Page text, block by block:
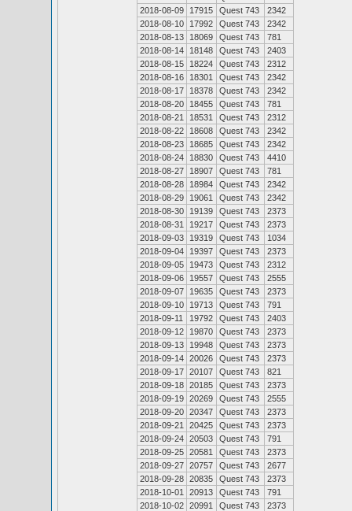
2018-08-09
17915 Quest 743
2342
2018-08-10
17992 Quest 743
2342
2018-08-13
18069 Quest 743
781
2018-08-14
18148 Quest 743
2403
2018-08-15
18224 Quest 743
2312
2018-08-16
18301 Quest 743
2342
2018-08-17
18378 Quest 743
2342
2018-08-20
18455 Quest 743
781
2018-08-21
18531 Quest 743
2312
2018-08-22
18608 Quest 743
2342
2018-08-23
18685 Quest 743
2342
2018-08-24
18830 Quest 743
4410
2018-08-27
18907 Quest 743
781
2018-08-28
18984 Quest 743
2342
2018-08-29
19061 Quest 743
2342
2018-08-30
19139 Quest 743
2373
2018-08-31
19217 Quest 743
2373
2018-09-03
19319 Quest 743
1034
2018-09-04
19397 Quest 743
2373
2018-09-05
19473 Quest 743
2312
2018-09-06
19557 Quest 743
2555
2018-09-07
19635 Quest 743
2373
2018-09-10
19713 Quest 743
791
2018-09-11
19792 Quest 743
2403
2018-09-12
19870 Quest 743
2373
2018-09-13
19948 Quest 743
2373
2018-09-14 20026 Quest 743
2373
2018-09-17 20107 Quest 743
821
2018-09-18 20185 Quest 743
2373
2018-09-19 20269 Quest 743
2555
2018-09-20 20347 Quest 743
2373
2018-09-21
20425 Quest 743
2373
2018-09-24 20503 Quest 743
791
2018-09-25 20581 Quest 743
2373
2018-09-27 20757 Quest 743
2677
2018-09-28 20835 Quest 743
2373
2018-10-01
20913 Quest 743
791
2018-10-02 20991 Quest 743
2373